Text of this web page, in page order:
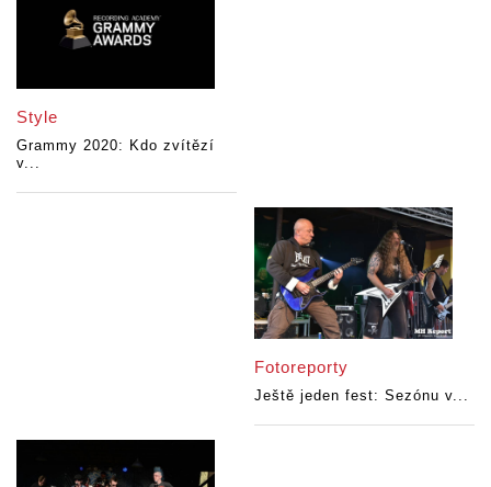
Style
Grammy 2020: Kdo zvítězí
v...
Fotoreporty
Ještě jeden fest: Sezónu v...